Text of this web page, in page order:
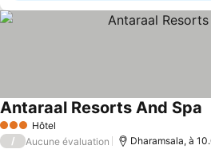
3 ÉtoilesHôtel
Antaraal Resorts And Spa
/ Aucune évaluation Dharamsala, à